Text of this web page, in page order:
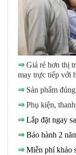
⇒Giá rẻ hơn thị
may trực tiếp với
⇒Sản phẩm
⇒Phụ kiện, thanh
⇒ Lắp đặt ngay
⇒ Bảo hành 2
⇒ Miễn phí khảo